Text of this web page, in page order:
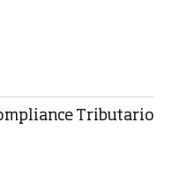
Tributario